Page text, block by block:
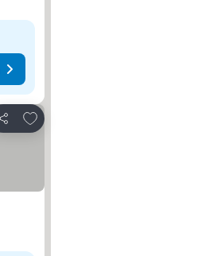
Teilen
Zu Favoriten hinzufügen